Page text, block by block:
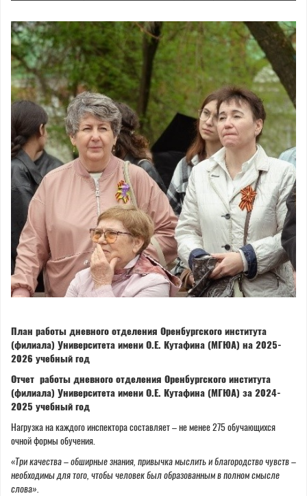
План работы дневного отделения Оренбургского института
(филиала) Университета имени О.Е. Кутафина (МГЮА) на 2025-
2026 учебный год
Отчет работы дневного отделения Оренбургского института
(филиала) Университета имени О.Е. Кутафина (МГЮА) за 2024-
2025 учебный год
Нагрузка на каждого инспектора составляет – не менее 275 обучающихся
очной формы обучения.
«Три качества – обширные знания, привычка мыслить и благородство чувств –
необходимы для того, чтобы человек был образованным в полном смысле
слова».